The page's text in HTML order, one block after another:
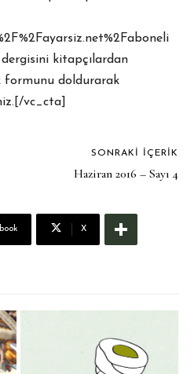
kitapçılardan
formunu doldurarak
vc_cta]
SONRAKI İÇERIK
Haziran 2016 – Sayı 4
X